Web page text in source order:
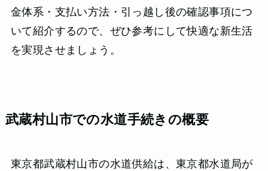
金体系・支払い方法・引っ越し後の確認事項につ
いて紹介するので、ぜひ参考にして快適な新生活
を実現させましょう。
武蔵村山市での水道手続きの概要
東京都武蔵村山市の水道供給は、東京都水道局が